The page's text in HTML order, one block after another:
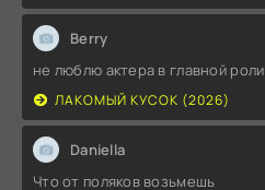
Berry
не люблю актера в главной роли
ЛАКОМЫЙ КУСОК (2026)
Daniella
Что от поляков возьмешь